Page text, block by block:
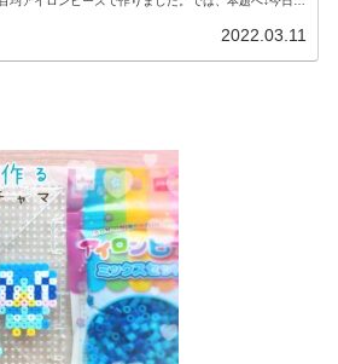
2022.03.11